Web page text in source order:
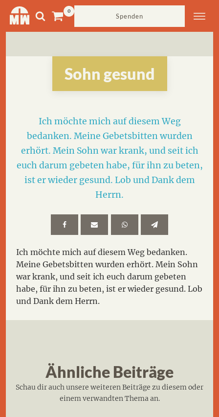
Spenden
Sohn gesund
Ich möchte mich auf diesem Weg
bedanken. Meine Gebetsbitten wurden
erhört. Mein Sohn war krank, und seit ich
euch darum gebeten habe, für ihn zu beten,
ist er wieder gesund. Lob und Dank dem
Herrn.
Ich möchte mich auf diesem Weg bedanken.
Meine Gebetsbitten wurden erhört. Mein Sohn
war krank, und seit ich euch darum gebeten
habe, für ihn zu beten, ist er wieder gesund. Lob
und Dank dem Herrn.
Ähnliche Beiträge
Schau dir auch unsere weiteren Beiträge zu diesem oder
einem verwandten Thema an.